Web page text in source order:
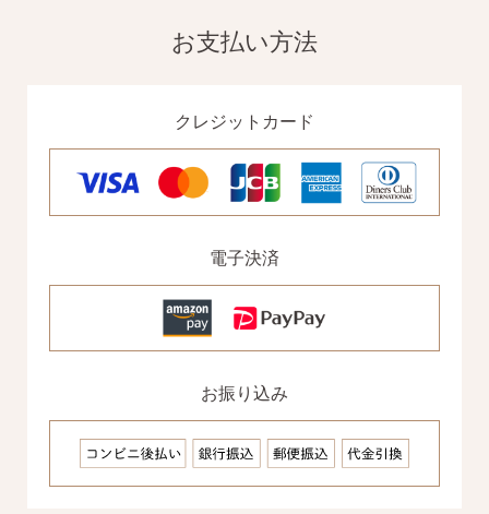
10日間返品保証
キャッチの予備
使いやすい「花型シリコンキャッチ」も５ペ
ア、どーんとプレゼント♪
お支払い方法
クレジットカード
電子決済
お振り込み